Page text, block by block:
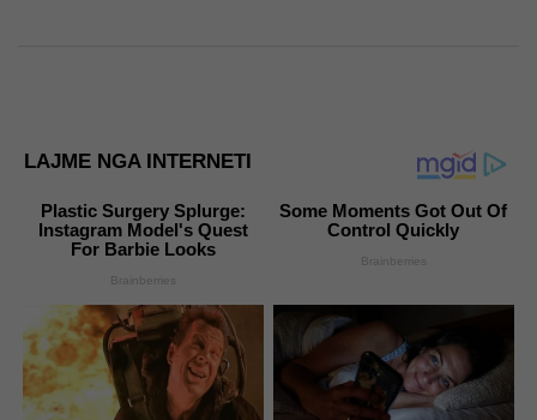
LAJME NGA INTERNETI
Plastic Surgery Splurge:
Instagram Model's Quest
For Barbie Looks
Brainberries
Some Moments Got Out Of
Control Quickly
Brainberries